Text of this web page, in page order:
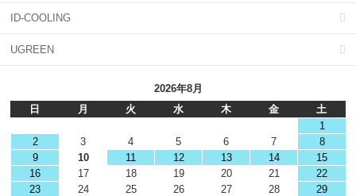
ID-COOLING
UGREEN
2026年8月
日
月 火 水 木 金
土
1
2
3 4 5 6 7
8
9
10 11 12 13 14
15
16
17 18 19 20 21
22
23
24 25 26 27 28
29